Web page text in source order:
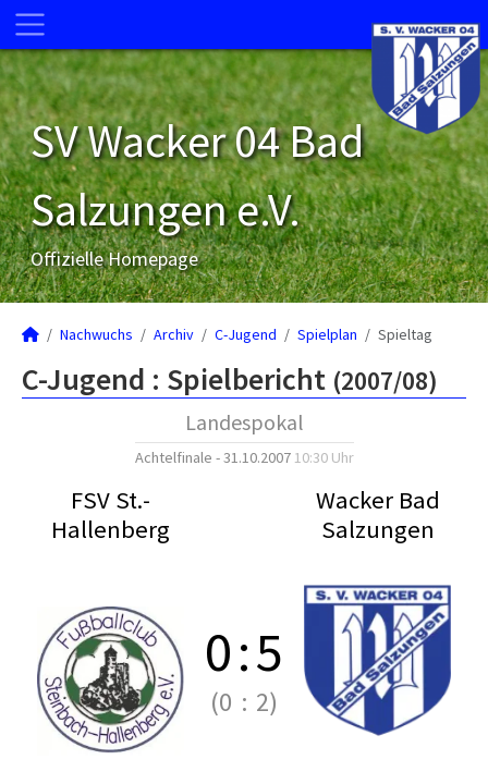
SV Wacker 04 Bad
Salzungen e.V.
Offizielle Homepage
Nachwuchs Archiv C-Jugend Spielplan Spieltag
C-Jugend : Spielbericht (2007/08)
Landespokal
Achtelfinale - 31.10.2007 10:30 Uhr
FSV St.-
Hallenberg
Wacker Bad
Salzungen
0:5
(0 : 2)